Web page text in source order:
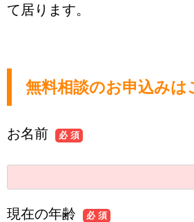
て居ります。
無料相談のお申込みは
お名前 必 須
現在の年齢 必 須